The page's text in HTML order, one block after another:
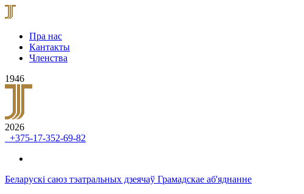
Пра нас
Кантакты
Членства
1946
2026
+375-17-352-69-82
Беларускі саюз тэатральных дзеячаў Грамадскае аб'яднанне